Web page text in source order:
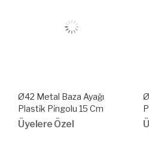
Ø42 Metal Baza Ayağı
Plasti̇k Pi̇ngolu 15 Cm
Krom
Üyelere Özel